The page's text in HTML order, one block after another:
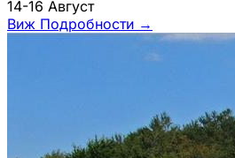
14-16 Август
Виж Подробности →